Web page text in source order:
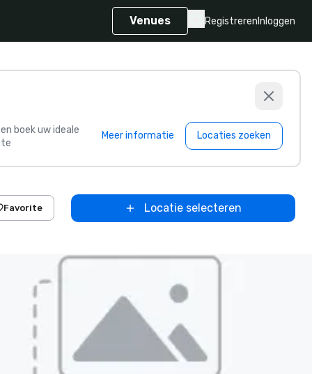
Venues Registreren Inloggen
boek uw ideale
Meer informatie Locaties zoeken
Favorite Locatie selecteren